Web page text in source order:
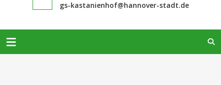
gs-kastanienhof@hannover-stadt.de